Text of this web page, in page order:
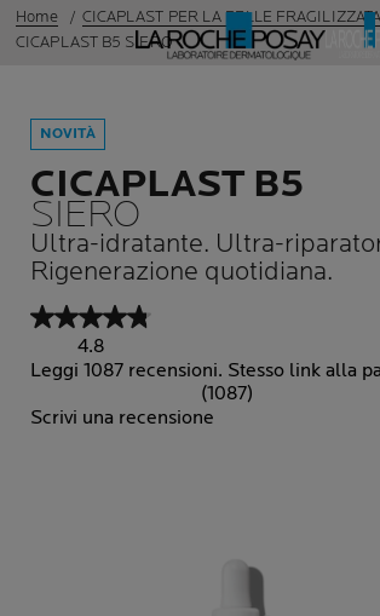
Home
CICAPLAST PER LA PELLE FRAGILIZZATA
CICAPLAST B5 SIERO
NOVITÀ
CICAPLAST B5
SIERO
Ultra-idratante. Ultra-
Rigenerazione quotidiana.
4.8
Leggi 1087 recensioni. Stesso link alla
(1087)
Scrivi una recensione